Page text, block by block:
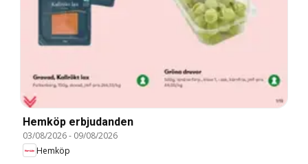
Hemköp erbjudanden
03/08/2026- 09/08/2026
Hemköp